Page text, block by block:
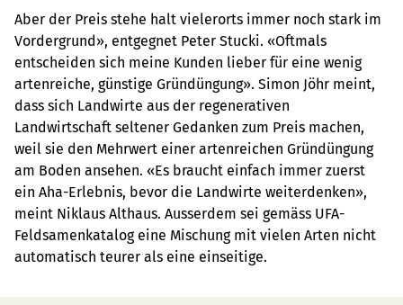
Aber der Preis stehe halt vielerorts immer noch stark im
Vordergrund», entgegnet Peter Stucki. «Oftmals
entscheiden sich meine Kunden lieber für eine wenig
artenreiche, günstige Gründüngung». Simon Jöhr meint,
dass sich Landwirte aus der regenerativen
Landwirtschaft seltener Gedanken zum Preis machen,
weil sie den Mehrwert einer artenreichen Gründüngung
am Boden ansehen. «Es braucht einfach immer zuerst
ein Aha-Erlebnis, bevor die Landwirte weiterdenken»,
meint Niklaus Althaus. Ausserdem sei gemäss UFA-
Feldsamenkatalog eine Mischung mit vielen Arten nicht
automatisch teurer als eine einseitige.